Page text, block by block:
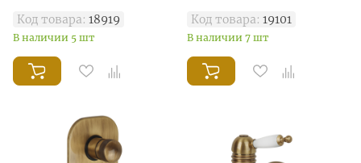
Код товара: 18919
В наличии 5 шт
Код товара: 19101
В наличии 7 шт